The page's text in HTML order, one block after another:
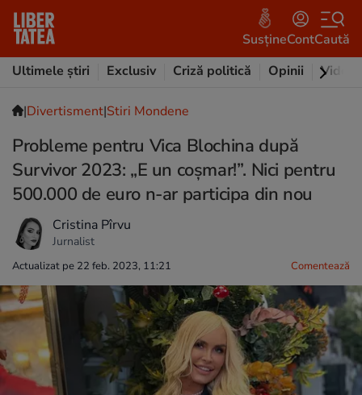
SusțineContCaută
Ultimele știri
Exclusiv Criză politică Opinii Video
|Divertisment|Stiri Mondene
Probleme pentru Vica Blochina după
Survivor 2023: „E un coșmar!”. Nici pentru
500.000 de euro n-ar participa din nou
Cristina Pîrvu
Jurnalist
Actualizat pe 22 feb. 2023, 11:21 Comentează